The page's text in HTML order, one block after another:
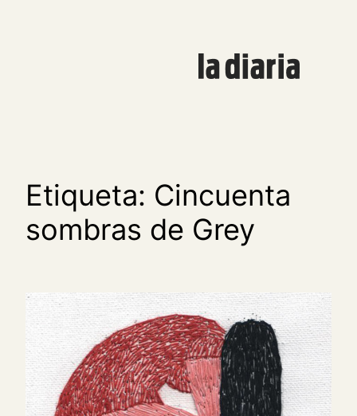
Etiqueta: Cincuenta
sombras de Grey